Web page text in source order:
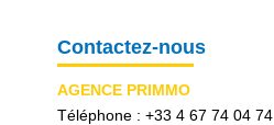
Contactez-nous
AGENCE PRIMMO
Téléphone : +33 4 67 74 04 74